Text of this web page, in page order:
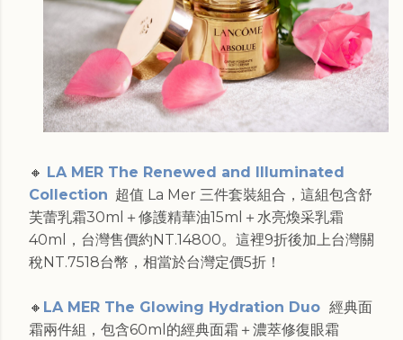
🔸 LA MER The Renewed and Illuminated
Collection 超值 La Mer 三件套裝組合，這組包含舒
芙蕾乳霜30ml＋修護精華油15ml＋水亮煥采乳霜
40ml，台灣售價約NT.14800。這裡9折後加上台灣關
稅NT.7518台幣，相當於台灣定價5折！
🔸 LA MER The Glowing Hydration Duo 經典面
霜兩件組，包含60ml的經典面霜＋濃萃修復眼霜